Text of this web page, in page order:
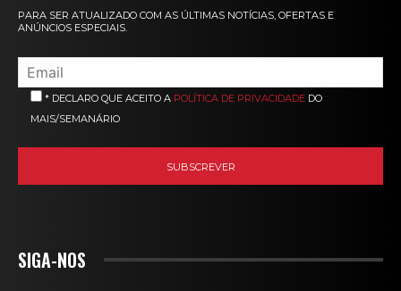
PARA SER ATUALIZADO COM AS ÚLTIMAS NOTÍCIAS, OFERTAS E
ANÚNCIOS ESPECIAIS.
* DECLARO QUE ACEITO A POLÍTICA DE PRIVACIDADE DO
MAIS/SEMANÁRIO
SIGA-NOS